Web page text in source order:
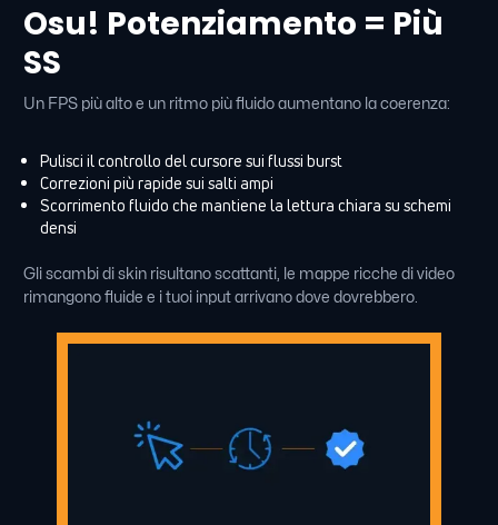
Osu! Potenziamento = Più
SS
Un FPS più alto e un ritmo più fluido aumentano la coerenza:
Pulisci il controllo del cursore sui flussi burst
Correzioni più rapide sui salti ampi
Scorrimento fluido che mantiene la lettura chiara su schemi
densi
Gli scambi di skin risultano scattanti, le mappe ricche di video
rimangono fluide e i tuoi input arrivano dove dovrebbero.